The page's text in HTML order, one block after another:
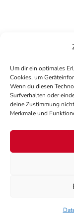
Um dir ein optimales
Cookies, um
Wenn du diesen
Surfverhalten oder
deine Zustimmung
Merkmale und